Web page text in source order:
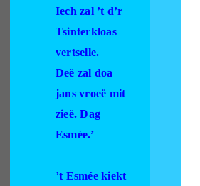
Iech zal ’t d’r
Tsinterkloas
vertselle.
Deë zal doa
jans vroeë mit
zieë. Dag
Esmée.’
’t Esmée kiekt